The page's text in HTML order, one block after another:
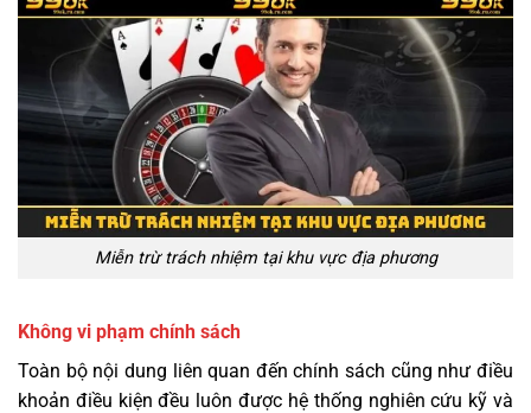
Miễn trừ trách nhiệm tại khu vực địa phương
Không vi phạm chính sách
Toàn bộ nội dung liên quan đến chính sách cũng như điều
khoản điều kiện đều luôn được hệ thống nghiên cứu kỹ và